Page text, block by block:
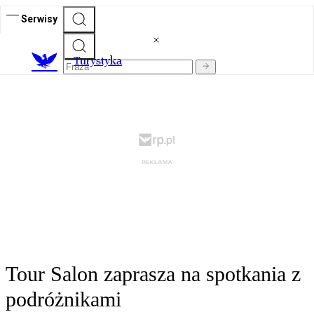
Serwisy
Turystyka
Tour Salon zaprasza na spotkania z
podróżnikami